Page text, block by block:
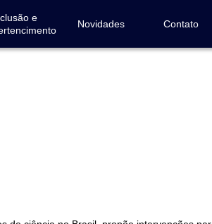
e
Novidades Contato